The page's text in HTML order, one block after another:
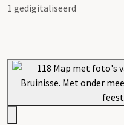
1 gedigitaliseerd